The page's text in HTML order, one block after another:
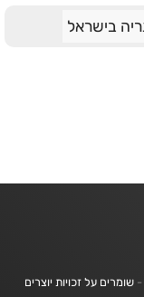
- שומרים על זכויות יוצרים